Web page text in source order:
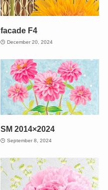
facade F4
December 20, 2024
SM 2014×2024
September 8, 2024